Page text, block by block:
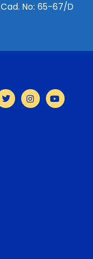
No: 65-67/D